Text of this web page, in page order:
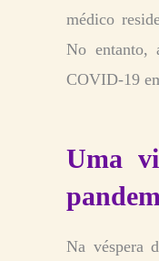
médico
No entanto,
COVID-19
Uma
Na véspera